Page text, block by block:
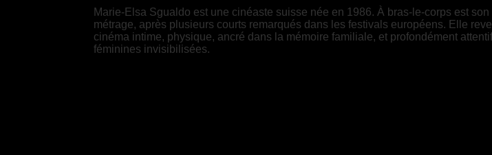
Marie-Elsa Sgualdo est une cinéaste suisse née en 1986. À bras-le-corps est son
métrage, après plusieurs courts remarqués dans les festivals européens. Elle
cinéma intime, physique, ancré dans la mémoire familiale, et profondément
féminines invisibilisées.